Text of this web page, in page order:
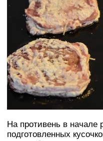
На противень в
подготовленных